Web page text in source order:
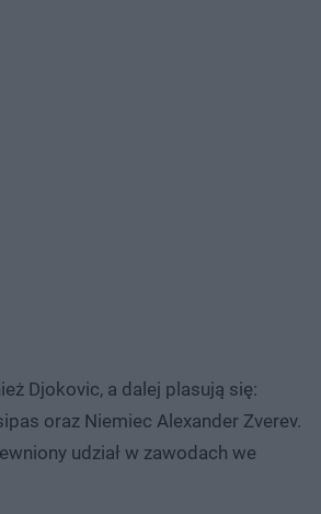
Djokovic, a dalej plasują się:
oraz Niemiec Alexander Zverev.
udział w zawodach we